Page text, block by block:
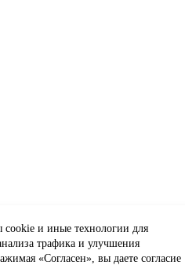
cookie и иные технологии для
трафика и улучшения
«Согласен», вы даете согласие